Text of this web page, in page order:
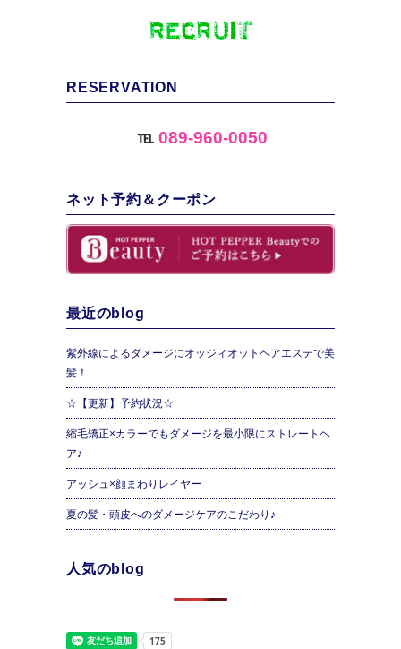
RESERVATION
℡ 089-960-0050
ネット予約＆クーポン
最近のblog
紫外線によるダメージにオッジィオットヘアエステで美
髪！
☆【更新】予約状況☆
縮毛矯正×カラーでもダメージを最小限にストレートヘ
ア♪
アッシュ×顔まわりレイヤー
夏の髪・頭皮へのダメージケアのこだわり♪
人気のblog